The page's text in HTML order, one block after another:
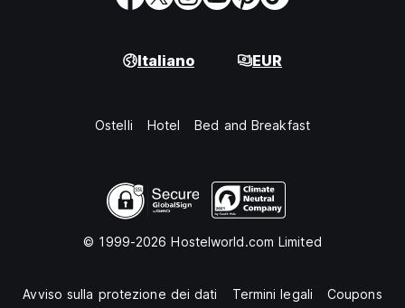
Italiano EUR
Ostelli Hotel Bed and Breakfast
© 1999-2026 Hostelworld.com Limited
Avviso sulla protezione dei dati Termini legali Coupons